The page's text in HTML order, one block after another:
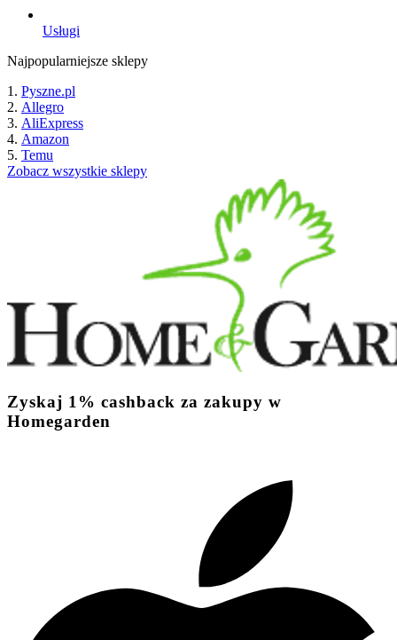
Usługi
Najpopularniejsze sklepy
Pyszne.pl
Allegro
AliExpress
Amazon
Temu
Zobacz wszystkie sklepy
Zyskaj 1% cashback za zakupy w
Homegarden